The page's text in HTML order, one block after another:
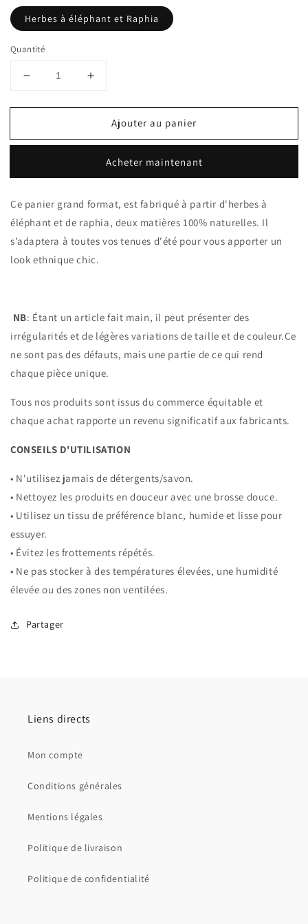
Herbes à éléphant et Raphia
Quantité
Réduire
quantité
Sac
MARA
Augmenter
quantité
Sac
XL-
MARA
Ajouter au panier
Acheter maintenant
Ce panier grand format, est fabriqué à partir d'herbes à
éléphant et de raphia, deux matières 100% naturelles. Il
s’adaptera à toutes vos tenues d'été pour vous apporter un
look ethnique chic.
NB: Étant un article fait main, il peut présenter des
irrégularités et de légères variations de taille et de couleur.Ce
ne sont pas des défauts, mais une partie de ce qui rend
chaque pièce unique.
Tous nos produits sont issus du commerce équitable et
chaque achat rapporte un revenu significatif aux fabricants.
CONSEILS D'UTILISATION
• N'utilisez jamais de détergents/savon.
• Nettoyez les produits en douceur avec une brosse douce.
• Utilisez un tissu de préférence blanc, humide et lisse pour
essuyer.
• Évitez les frottements répétés.
• Ne pas stocker à des températures élevées, une humidité
élevée ou des zones non ventilées.
Partager
Liens directs
Mon compte
Conditions générales
Mentions légales
Politique de livraison
Politique de confidentialité